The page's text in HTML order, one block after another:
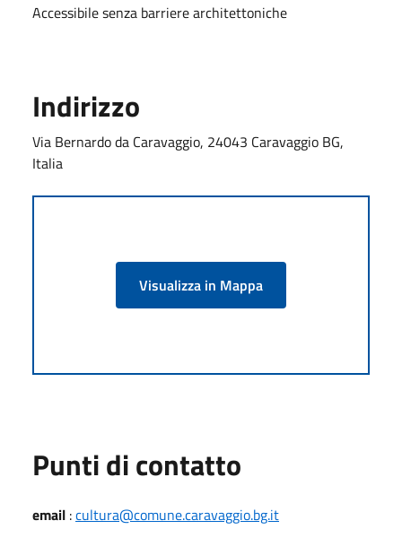
Accessibile senza barriere architettoniche
Indirizzo
Via Bernardo da Caravaggio, 24043 Caravaggio BG,
Italia
Visualizza in Mappa
Punti di contatto
email :cultura@comune.caravaggio.bg.it